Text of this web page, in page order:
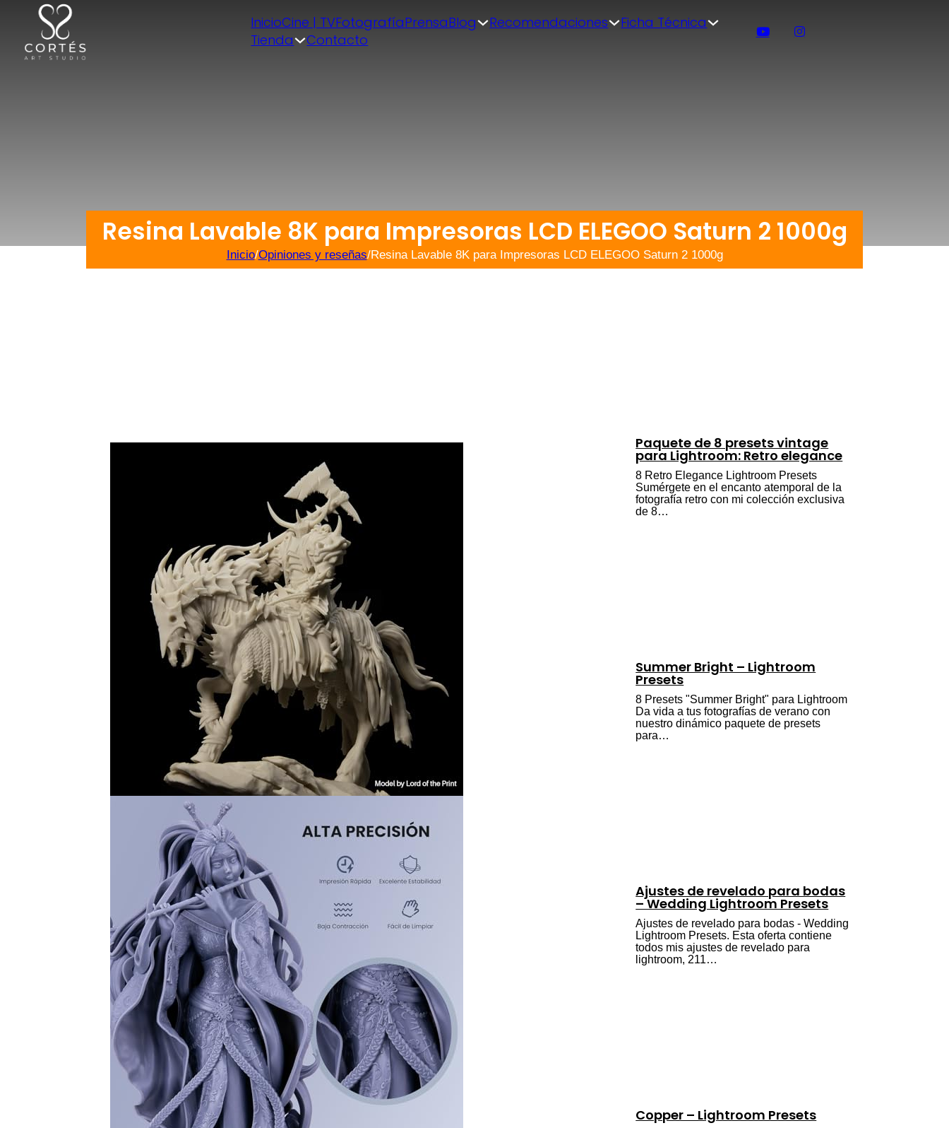
InicioCine | TVFotografíaPrensaBlog Recomendaciones
Ficha Técnica
Tienda
Contacto
Resina Lavable 8K para Impresoras LCD ELEGOO Saturn 2 1000g
Inicio/Opiniones y reseñas/Resina Lavable 8K para Impresoras LCD ELEGOO Saturn 2 1000g
Paquete de 8 presets vintage
para Lightroom: Retro elegance
8 Retro Elegance Lightroom Presets
Sumérgete en el encanto atemporal de la
fotografía retro con mi colección exclusiva
de 8…
Summer Bright – Lightroom
Presets
8 Presets "Summer Bright" para Lightroom
Da vida a tus fotografías de verano con
nuestro dinámico paquete de presets
para…
Ajustes de revelado para bodas
– Wedding Lightroom Presets
Ajustes de revelado para bodas - Wedding
Lightroom Presets. Esta oferta contiene
todos mis ajustes de revelado para
lightroom, 211…
Copper – Lightroom Presets